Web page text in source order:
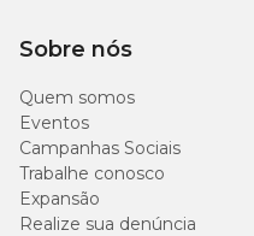
Tiuran sabonete: quantos
Nos casos mais severos, é
observar os resultados.
não deve ser aplicada por
um médico-veterinário.
Sobre nós
Quem somos
Eventos
Campanhas Sociais
Trabalhe conosco
Expansão
Realize sua denúncia